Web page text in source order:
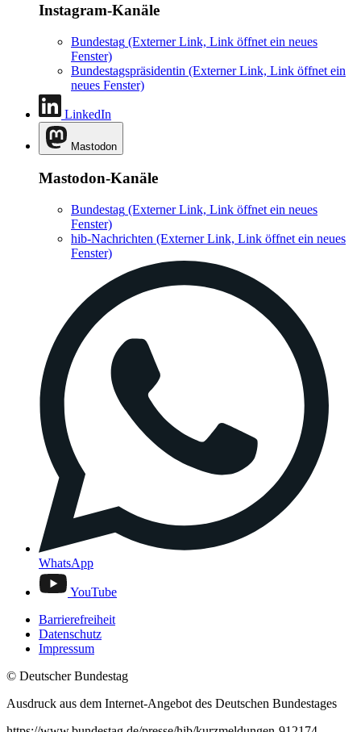
Instagram-Kanäle
Bundestag (Externer Link, Link öffnet ein neues
Fenster)
Bundestagspräsidentin (Externer Link, Link öffnet ein
neues Fenster)
LinkedIn
Mastodon
Mastodon-Kanäle
Bundestag (Externer Link, Link öffnet ein neues
Fenster)
hib-Nachrichten (Externer Link, Link öffnet ein neues
Fenster)
WhatsApp
YouTube
Barrierefreiheit
Datenschutz
Impressum
© Deutscher Bundestag
Ausdruck aus dem Internet-Angebot des Deutschen Bundestages